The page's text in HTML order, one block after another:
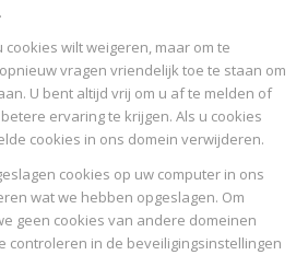
wilt weigeren, maar om te
vragen vriendelijk toe te staan om
U bent altijd vrij om u af te melden of
ervaring te krijgen. Als u cookies
cookies in ons domein verwijderen.
cookies op uw computer in ons
wat we hebben opgeslagen. Om
geen cookies van andere domeinen
controleren in de beveiligingsinstellingen